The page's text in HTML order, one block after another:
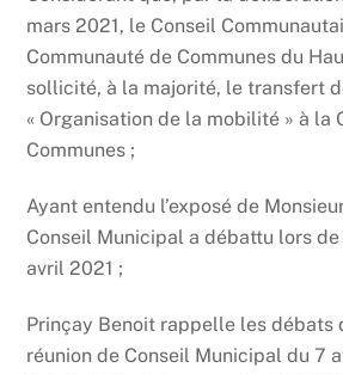
mars 2021, le Conseil
Communauté de Communes du
sollicité, à la majorité, le transfert
« Organisation de la mobilité » à la
Communes ;
Ayant entendu l’exposé de
Conseil Municipal a débattu lors
avril 2021 ;
Prinçay Benoit rappelle les débats
réunion de Conseil Municipal du 7